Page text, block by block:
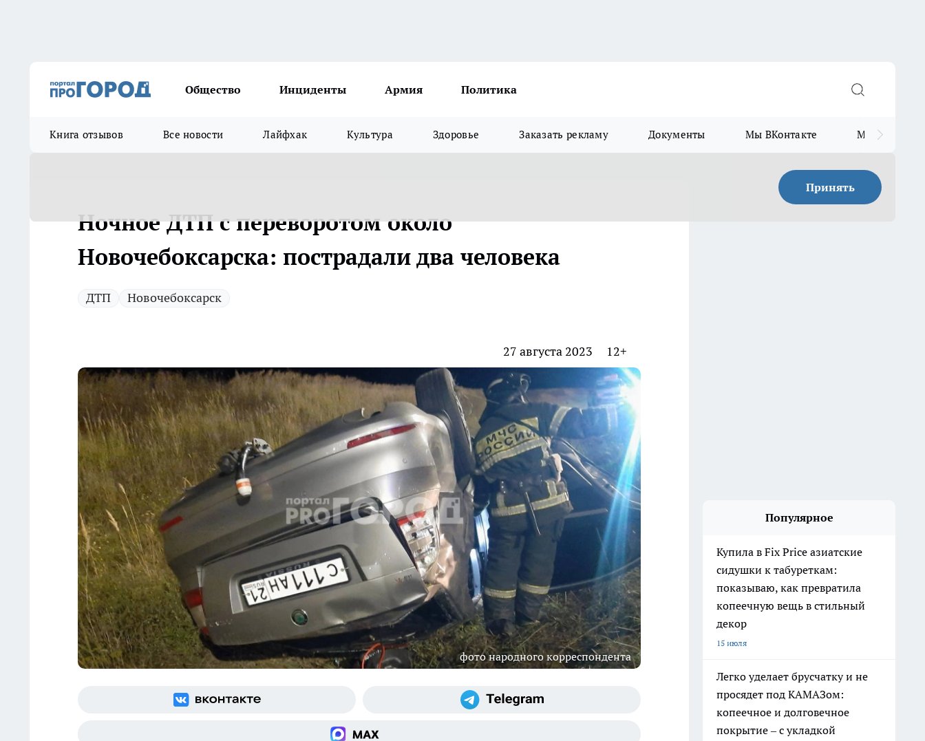
Общество Инциденты Армия Политика
Книга отзывов Все новости Лайфхак Культура Здоровье Заказать рекламу Документы Мы ВКонтакте Мы в
Принять
Ночное ДТП с переворотом около
Новочебоксарска: пострадали два человека
ДТП Новочебоксарск
27 августа 2023 12+
фото народного корреспондента
Популярное
Купила в Fix Price азиатские
сидушки к табуреткам:
показываю, как превратила
копеечную вещь в стильный
декор
15 июля
Легко уделает брусчатку и не
просядет под КАМАЗом:
копеечное и долговечное
покрытие – с укладкой